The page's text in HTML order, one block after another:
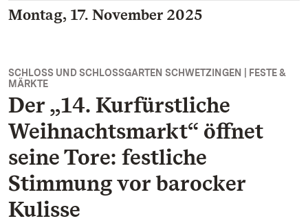
Montag, 17. November 2025
SCHLOSS UND SCHLOSSGARTEN SCHWETZINGEN | FESTE &
MÄRKTE
Der „14. Kurfürstliche
Weihnachtsmarkt“ öffnet
seine Tore: festliche
Stimmung vor barocker
Kulisse